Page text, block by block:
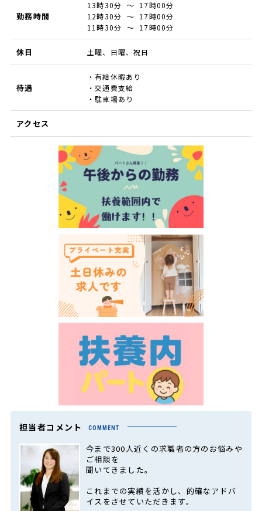
勤務時間
13時30分 ～ 17時00分
12時30分 ～ 17時00分
11時30分 ～ 17時00分
休日 土曜、日曜、祝日
待遇
・有給休暇あり
・交通費支給
・駐車場あり
アクセス
担当者コメント COMMENT
今まで300人近くの求職者の方のお悩みや
ご相談を
聞いてきました。
これまでの実績を活かし、的確なアドバ
イスをさせていただきます。